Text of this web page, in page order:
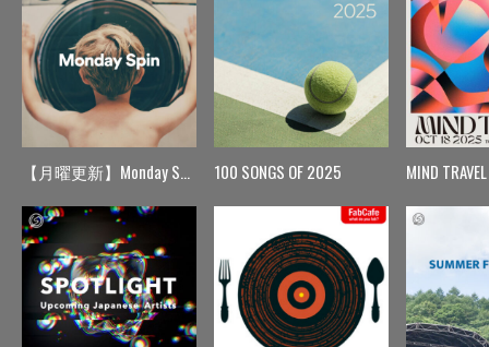
【月曜更新】Monday Spin 100 SONGS OF 2025 MIND TRAVEL